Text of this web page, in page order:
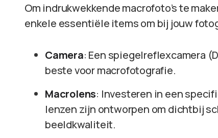
Om indrukwekkende macrofoto’s te
enkele essentiële items om bij jouw
Camera: Een spiegelreflexcamera
beste voor macrofotografie.
Macrolens: Investeren in een
lenzen zijn ontworpen om dichtbij
beeldkwaliteit.